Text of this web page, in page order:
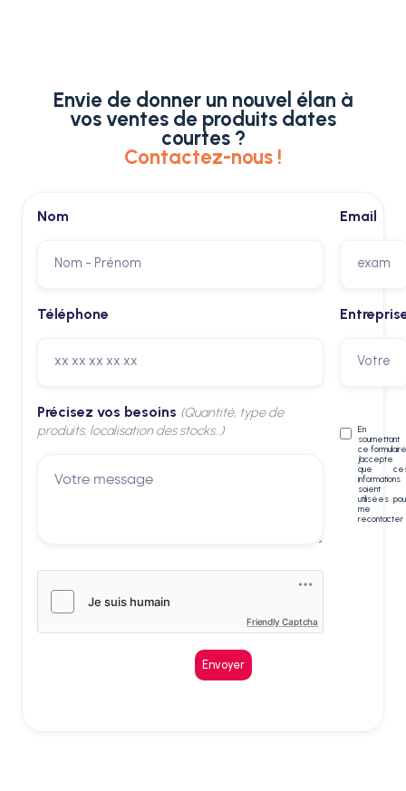
Envie de donner un nouvel élan à
vos ventes de produits dates
courtes ?
Contactez-nous !
Nom Email
Téléphone
Précisez vos besoins (Quantité, type de
produits, localisation des stocks...)
En
soumettant
ce
j’accepte
que
informations
soient
utilisées
me
recontacter
Friendly Captcha